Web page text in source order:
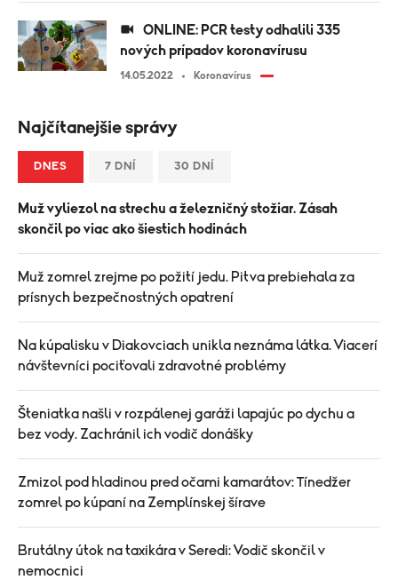
nových prípadov koronavírusu
14.05.2022 Koronavírus
Najčítanejšie správy
DNES 7 DNÍ 30 DNÍ
Muž vyliezol na strechu a železničný stožiar. Zásah
skončil po viac ako šiestich hodinách
Muž zomrel zrejme po požití jedu. Pitva prebiehala za
prísnych bezpečnostných opatrení
Na kúpalisku v Diakovciach unikla neznáma látka. Viacerí
návštevníci pociťovali zdravotné problémy
Šteniatka našli v rozpálenej garáži lapajúc po dychu a
bez vody. Zachránil ich vodič donášky
Zmizol pod hladinou pred očami kamarátov: Tínedžer
zomrel po kúpaní na Zemplínskej šírave
Brutálny útok na taxikára v Seredi: Vodič skončil v
nemocnici